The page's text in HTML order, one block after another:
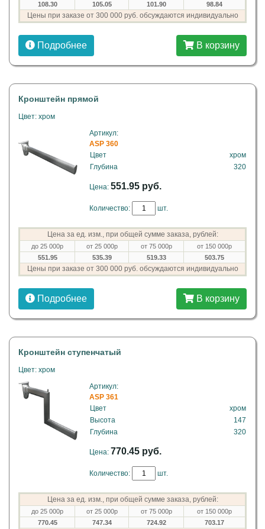
108.30
105.05 101.90 98.84
Цены при заказе от 300 000 руб. обсуждаются индивидуально
Подробнее В корзину
Кронштейн прямой
Цвет: хром
Артикул:
ASP 360
Цвет
хром
Глубина
320
Цена: 551.95 руб.
Количество: шт.
Цена за ед. изм., при общей сумме заказа, рублей:
до 25 000р от 25 000р от 75 000р
от 150 000р
551.95
535.39 519.33 503.75
Цены при заказе от 300 000 руб. обсуждаются индивидуально
Подробнее В корзину
Кронштейн ступенчатый
Цвет: хром
Артикул:
ASP 361
Цвет
хром
Высота
147
Глубина
320
Цена: 770.45 руб.
Количество: шт.
Цена за ед. изм., при общей сумме заказа, рублей:
до 25 000р от 25 000р от 75 000р
от 150 000р
770.45
747.34 724.92 703.17